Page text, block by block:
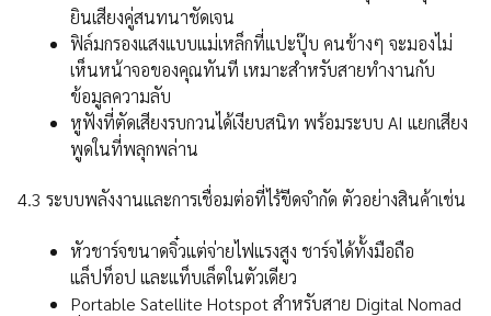
ยินเสียงคู่สนทนาชัดเจน
ฟิล์มกรองแสงแบบแม่เหล็กที่แปะปุ๊บ คนข้างๆ จะมองไม่
เห็นหน้าจอของคุณทันที เหมาะสำหรับสายทำงานกับ
ข้อมูลความลับ
หูฟังที่ตัดเสียงรบกวนได้เงียบสนิท พร้อมระบบ AI แยกเสียง
พูดในที่พลุกพล่าน
4.3 ระบบพลังงานและการเชื่อมต่อที่ไร้ขีดจำกัด ตัวอย่างสินค้าเช่น
หัวชาร์จขนาดจิ๋วแต่จ่ายไฟแรงสูง ชาร์จได้ทั้งมือถือ
แล็ปท็อป และแท็บเล็ตในตัวเดียว
Portable Satellite Hotspot สำหรับสาย Digital Nomad